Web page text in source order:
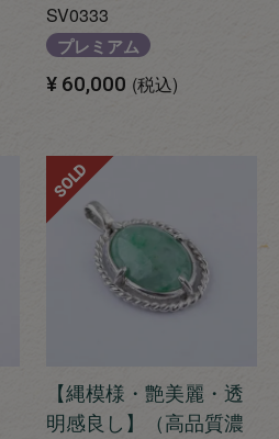
SV0333
プレミアム
¥ 60,000 税込
【縄模様・艶美麗・透
明感良し】（高品質濃
SOLD